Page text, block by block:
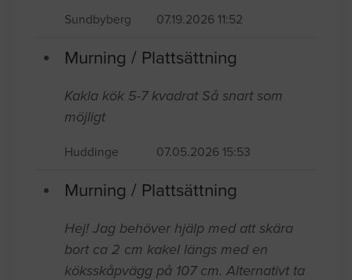
Sundbyberg 07.19.2026 11:52
Murning / Plattsättning
Kakla kök 5-7 kvadrat Så snart som
möjligt
Huddinge 07.05.2026 15:53
Murning / Plattsättning
Hej! Jag behöver hjälp med att skära
bort ca 2 cm kakel längs med en
köksskåpvägg på 107 cm. Alternativt ta